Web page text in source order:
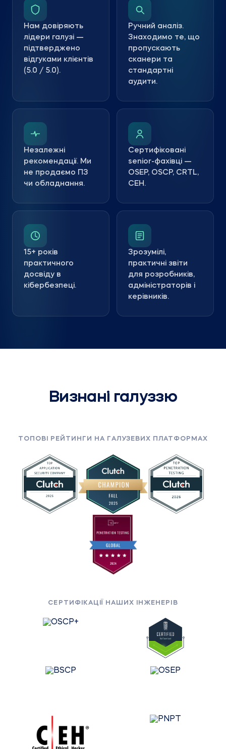
Нам довіряють
лідери галузі —
підтверджено
відгуками клієнтів
(5.0 / 5.0).
Ручний аналіз.
Знаходимо те, що
пропускають
сканери та
стандартні
аудити.
Незалежні
рекомендації. Ми
не продаємо ПЗ
чи обладнання.
Сертифіковані
senior-фахівці —
OSEP, OSCP, CRTL,
CEH.
15+ років
практичного
досвіду в
кібербезпеці.
Зрозумілі,
практичні звіти
для розробників,
адміністраторів і
керівників.
Визнані галуззю
ТОПОВІ РЕЙТИНГИ НА ГАЛУЗЕВИХ ПЛАТФОРМАХ
СЕРТИФІКАЦІЇ НАШИХ ІНЖЕНЕРІВ